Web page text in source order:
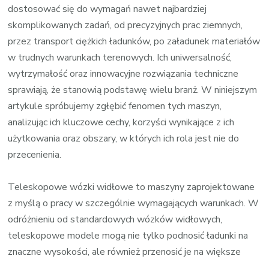
dostosować się do wymagań nawet najbardziej
skomplikowanych zadań, od precyzyjnych prac ziemnych,
przez transport ciężkich ładunków, po załadunek materiałów
w trudnych warunkach terenowych. Ich uniwersalność,
wytrzymałość oraz innowacyjne rozwiązania techniczne
sprawiają, że stanowią podstawę wielu branż. W niniejszym
artykule spróbujemy zgłębić fenomen tych maszyn,
analizując ich kluczowe cechy, korzyści wynikające z ich
użytkowania oraz obszary, w których ich rola jest nie do
przecenienia.
Teleskopowe wózki widłowe to maszyny zaprojektowane
z myślą o pracy w szczególnie wymagających warunkach. W
odróżnieniu od standardowych wózków widłowych,
teleskopowe modele mogą nie tylko podnosić ładunki na
znaczne wysokości, ale również przenosić je na większe